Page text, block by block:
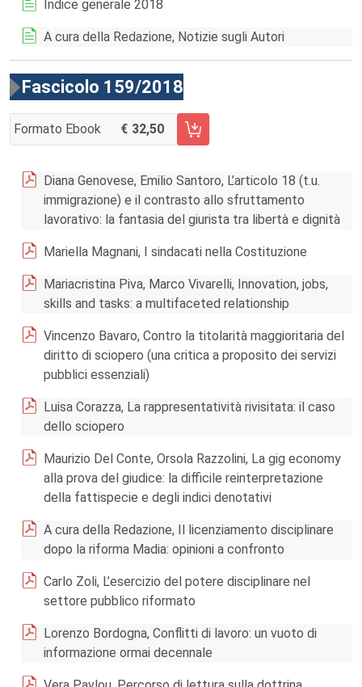
Indice generale 2018
A cura della Redazione, Notizie sugli Autori
Fascicolo 159/2018
Formato Ebook 32,50
AGGIUNGI AL CARRELLO FASCICOLO 159/2018
Diana Genovese, Emilio Santoro, L’articolo 18 (t.u.
immigrazione) e il contrasto allo sfruttamento
lavorativo: la fantasia del giurista tra libertà e dignità
Mariella Magnani, I sindacati nella Costituzione
Mariacristina Piva, Marco Vivarelli, Innovation, jobs,
skills and tasks: a multifaceted relationship
Vincenzo Bavaro, Contro la titolarità maggioritaria del
diritto di sciopero (una critica a proposito dei servizi
pubblici essenziali)
Luisa Corazza, La rappresentatività rivisitata: il caso
dello sciopero
Maurizio Del Conte, Orsola Razzolini, La gig economy
alla prova del giudice: la difficile reinterpretazione
della fattispecie e degli indici denotativi
A cura della Redazione, Il licenziamento disciplinare
dopo la riforma Madia: opinioni a confronto
Carlo Zoli, L’esercizio del potere disciplinare nel
settore pubblico riformato
Lorenzo Bordogna, Conflitti di lavoro: un vuoto di
informazione ormai decennale